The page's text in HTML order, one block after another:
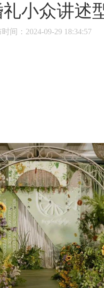
小众讲述
间：2024-09-29 18:34:57